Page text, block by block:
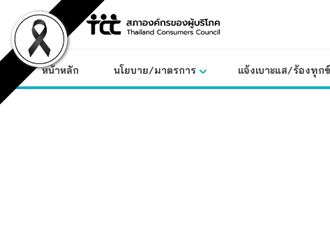
content
หน้าหลัก นโยบาย/มาตรการ แจ้งเบาะแส/ร้องทุกข์